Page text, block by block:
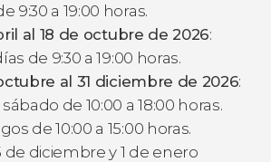
9:30 a 19:00 horas.
al 18 de octubre de 2026:
de 9:30 a 19:00 horas.
al 31 diciembre de 2026:
de 10:00 a 18:00 horas.
de 10:00 a 15:00 horas.
de diciembre y 1 de enero